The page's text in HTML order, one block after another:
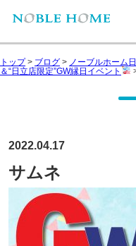
トップ> ブログ > ノーブルホーム
＆“日立店限定”GW縁日イベント
2022.04.17
サムネ